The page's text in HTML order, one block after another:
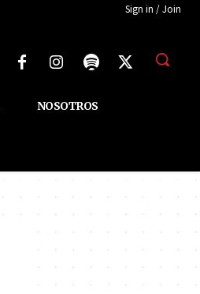
Sign in / Join
NOSOTROS